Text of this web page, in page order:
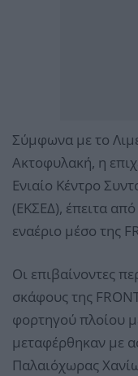
Σύμφωνα με το
Ακτοφυλακή, η
Ενιαίο Κέντρο
(ΕΚΣΕΔ), έπειτα
εναέριο μέσο της
Οι επιβαίνοντες
σκάφους της
φορτηγού πλοίου
μεταφέρθηκαν με
Παλαιόχωρας